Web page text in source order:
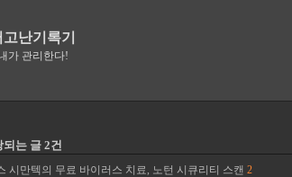
난기록기
가 관리한다!
는 글 2건
시만텍의 무료 바이러스 치료, 노턴 시큐리티 스캔 2